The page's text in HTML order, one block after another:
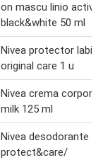
on mascu linio active
black&white 50 ml
Nivea protector labial
original care 1 u
Nivea crema
milk 125 ml
Nivea desodorante
protect&care/